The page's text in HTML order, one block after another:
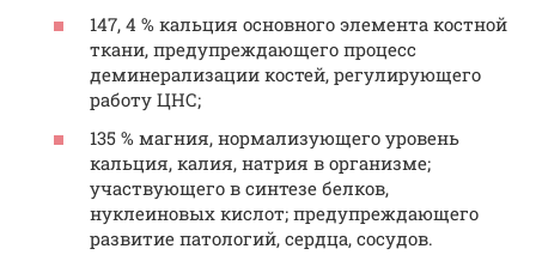
147, 4 % кальция основного элемента костной
ткани, предупреждающего процесс
деминерализации костей, регулирующего
работу ЦНС;
135 % магния, нормализующего уровень
кальция, калия, натрия в организме;
участвующего в синтезе белков,
нуклеиновых кислот; предупреждающего
развитие патологий, сердца, сосудов.